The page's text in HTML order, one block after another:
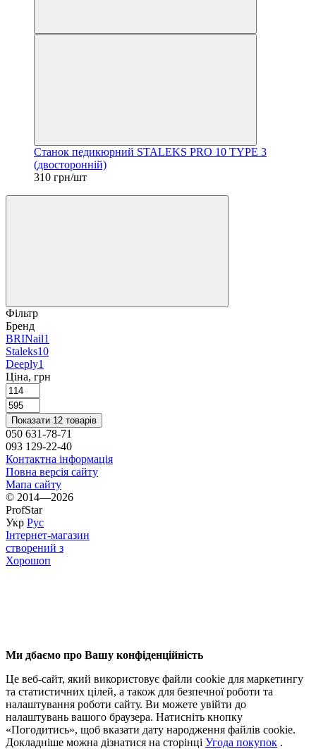
Станок педикюрний STALEKS PRO 10 TYPE 3
(двосторонній)
310 грн/шт
Фільтр
Бренд
BRINail1
Staleks10
Deeply1
Ціна, грн
Показати 12 товарів
050 631-78-71
093 129-22-40
Контактна інформація
Повна версія сайту
Мапа сайту
© 2014—2026
ProfStar
Укр Рус
Інтернет-магазин
створений з
Хорошоп
Ми дбаємо про Вашу конфіденційність
Це веб-сайт, який використовує файли cookie для маркетингу
та статистичних цілей, а також для безпечної роботи та
налаштування роботи сайту. Ви можете увійти до
налаштувань вашого браузера. Натисніть кнопку
«Погодитись», щоб вказати дату народження файлів cookie.
Докладніше можна дізнатися на сторінці Угода покупок .